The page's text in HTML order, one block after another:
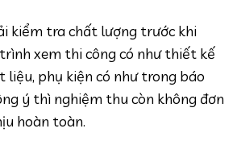
kiểm tra chất lượng trước khi
xem thi công có như thiết kế
liệu, phụ kiện có như trong báo
ý thì nghiệm thu còn không đơn
hoàn toàn.